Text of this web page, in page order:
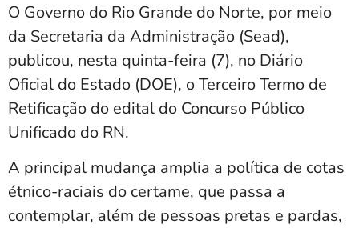
O Governo do Rio Grande do Norte, por meio
da Secretaria da Administração (Sead),
publicou, nesta quinta-feira (7), no Diário
Oficial do Estado (DOE), o Terceiro Termo de
Retificação do edital do Concurso Público
Unificado do RN.
A principal mudança amplia a política de cotas
étnico-raciais do certame, que passa a
contemplar, além de pessoas pretas e pardas,